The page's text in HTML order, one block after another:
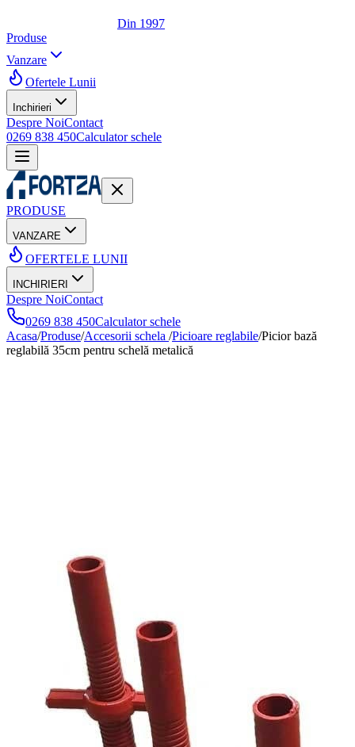
Din 1997
Produse
Vanzare
Ofertele Lunii
Inchirieri
Despre NoiContact
0269 838 450Calculator schele
PRODUSE
VANZARE
OFERTELE LUNII
INCHIRIERI
Despre NoiContact
0269 838 450Calculator schele
Acasa/Produse/Accesorii schela /Picioare reglabile/Picior bază
reglabilă 35cm pentru schelă metalică